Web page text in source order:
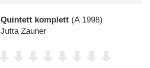
Quintett komplett (A 1998)
Jutta Zauner